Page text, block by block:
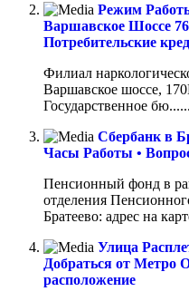
Режим
Варшавское Шоссе
Потребительские
Филиал
Варшавское шоссе,
Государственное бю......
Сбербанк в
Часы Работы •
Пенсионный фонд в
отделения
Братеево: адрес на
Улица
Добраться от Метро
расположение